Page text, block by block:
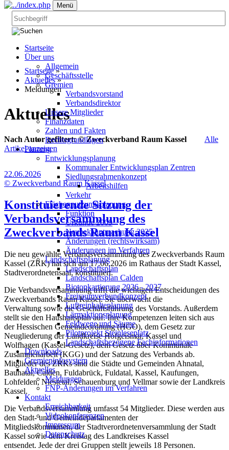
Menü
Startseite
Über uns
Allgemein
Geschäftsstelle
Gremien
Verbandsvorstand
Verbandsdirektor
Unsere Mitglieder
Finanzdaten
Zahlen und Fakten
Rechtsgrundlagen
Planung
Entwicklungsplanung
Kommunaler Entwicklungsplan Zentren
Siedlungsrahmenkonzept
Arbeitshilfen
Verkehr
Flächennutzungsplanung
Funktion
Urkunde 2009
Neubekanntmachung 2025
Änderungen (rechtswirksam)
Änderungen im Verfahren
Landschaftsplanung
Landschaftsplan
Landschaftsplan Calden
Biotopkartierung 2026 - 2027
Freiraumverbundkonzept
Luftreinhalteplanung
Lärmaktionsplanung
Feldwege und Säume
Pilotprojekt Steinleseplatz
Landschaftsbezogene Fachinformationen
Downloads
Gremieninfosystem
Aktuelles
Meldungen
FNP-Änderungen im Verfahren
Kontakt
Erreichbarkeit
Videokonferenzen
Impressum
Datenschutz
Startseite »
Aktuelles »
Meldungen
Aktuelles
Nach Autorgefiltert:© Zweckverband Raum Kassel
Alle
Artikel anzeigen
22.06.2026
© Zweckverband Raum Kassel
Konstituierende Sitzung der
Verbandsversammlung des
Zweckverbands Raum Kassel
Die neu gewählte Verbandsversammlung des Zweckverbands Raum
Kassel (ZRK) hat sich am 17.06.2026 im Rathaus der Stadt Kassel,
Stadtverordnetensaal, konstituiert.
Die Verbandsversammlung trifft die wichtigen Entscheidungen des
Zweckverbands Raum Kassel. Sie überwacht die
Verwaltung sowie die Geschäftsführung des Vorstands. Außerdem
stellt sie den Haushaltsplan auf. Ihre Kompetenzen leiten sich aus
der Hessischen Gemeindeordnung (HGO), dem Gesetz zur
Neugliederung der Landkreise Hofgeismar, Kassel und
Wolfhagen (Kassel-Gesetz), dem Gesetz über Kommunale
Zusammenarbeit (KGG) und der Satzung des Verbands ab.
Mitglieder des ZRKs sind die Städte und Gemeinden Ahnatal,
Baunatal, Calden, Fuldabrück, Fuldatal, Kassel, Kaufungen,
Lohfelden, Niestetal, Schauenburg und Vellmar sowie der Landkreis
Kassel.
Die Verbandsversammlung umfasst 54 Mitglieder. Diese werden aus
den Stadt- und Gemeindeparlamenten der
Mitgliedskommunen, der Stadtverordnetenversammlung der Stadt
Kassel sowie dem Kreistag des Landkreises Kassel
entsendet. Jede der drei Gruppen stellt jeweils 18 Personen.